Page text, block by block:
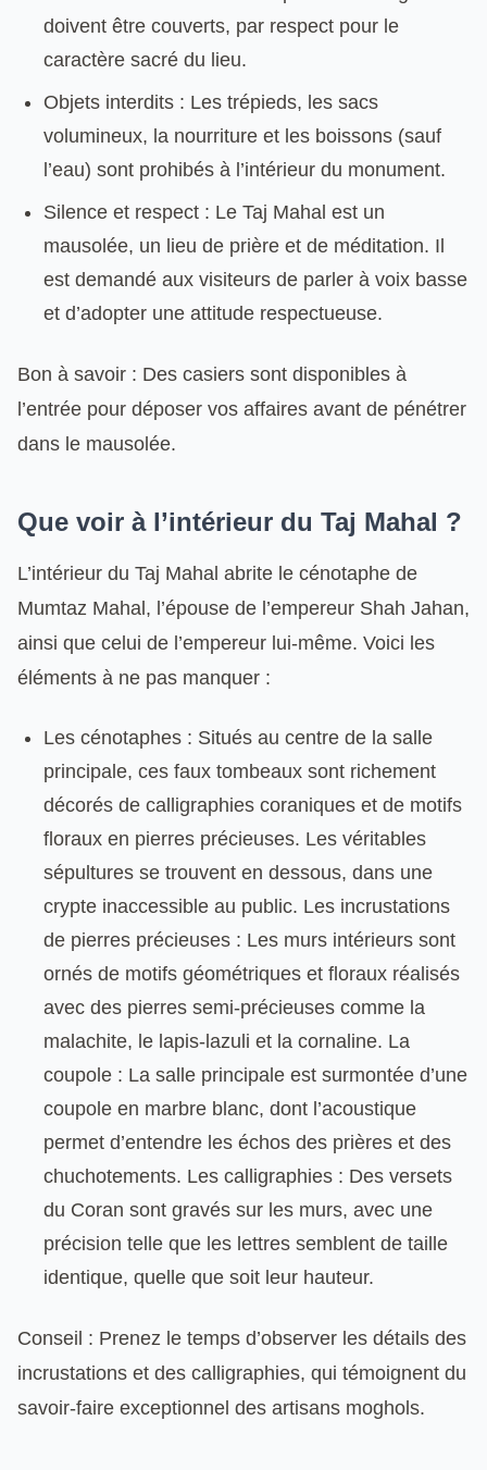
doivent être couverts, par respect pour le
caractère sacré du lieu.
Objets interdits : Les trépieds, les sacs
volumineux, la nourriture et les boissons (sauf
l’eau) sont prohibés à l’intérieur du monument.
Silence et respect : Le Taj Mahal est un
mausolée, un lieu de prière et de méditation. Il
est demandé aux visiteurs de parler à voix basse
et d’adopter une attitude respectueuse.
Bon à savoir : Des casiers sont disponibles à
l’entrée pour déposer vos affaires avant de pénétrer
dans le mausolée.
Que voir à l’intérieur du Taj Mahal ?
L’intérieur du Taj Mahal abrite le cénotaphe de
Mumtaz Mahal, l’épouse de l’empereur Shah Jahan,
ainsi que celui de l’empereur lui-même. Voici les
éléments à ne pas manquer :
Les cénotaphes : Situés au centre de la salle
principale, ces faux tombeaux sont richement
décorés de calligraphies coraniques et de motifs
floraux en pierres précieuses. Les véritables
sépultures se trouvent en dessous, dans une
crypte inaccessible au public. Les incrustations
de pierres précieuses : Les murs intérieurs sont
ornés de motifs géométriques et floraux réalisés
avec des pierres semi-précieuses comme la
malachite, le lapis-lazuli et la cornaline. La
coupole : La salle principale est surmontée d’une
coupole en marbre blanc, dont l’acoustique
permet d’entendre les échos des prières et des
chuchotements. Les calligraphies : Des versets
du Coran sont gravés sur les murs, avec une
précision telle que les lettres semblent de taille
identique, quelle que soit leur hauteur.
Conseil : Prenez le temps d’observer les détails des
incrustations et des calligraphies, qui témoignent du
savoir-faire exceptionnel des artisans moghols.